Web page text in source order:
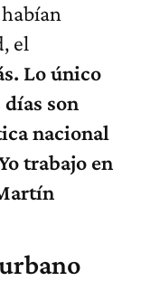
el
Lo único
son
nacional
trabajo en